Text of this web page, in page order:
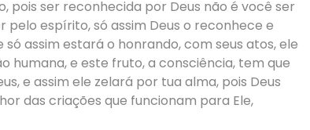
pois ser reconhecida por Deus não é você ser
espírito, só assim Deus o reconhece e
assim estará o honrando, com seus atos, ele
humana, e este fruto, a consciência, tem que
e assim ele zelará por tua alma, pois Deus
das criações que funcionam para Ele,